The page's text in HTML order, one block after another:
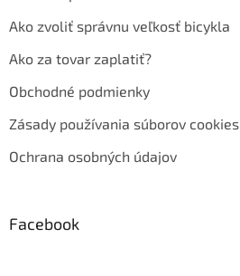
Ako zvoliť správnu veľkosť bicykla
Ako za tovar zaplatiť?
Obchodné podmienky
Zásady používania súborov cookies
Ochrana osobných údajov
Facebook